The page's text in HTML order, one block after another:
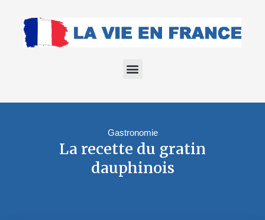
Gastronomie
La recette du gratin
dauphinois